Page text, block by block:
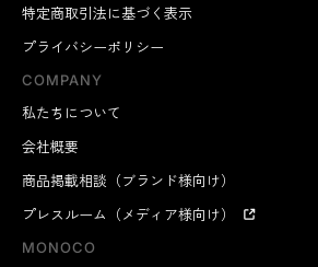
特定商取引法に基づく表示
プライバシーポリシー
COMPANY
私たちについて
会社概要
商品掲載相談（ブランド様向け）
プレスルーム（メディア様向け）
MONOCO